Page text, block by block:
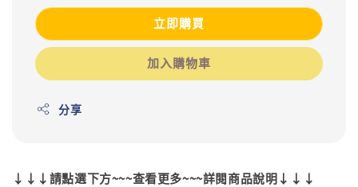
立即購買
加入購物車
分享
↓↓↓請點選下方~~~查看更多~~~詳閱商品說明↓↓↓